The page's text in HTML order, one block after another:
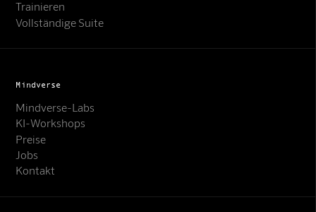
Trainieren
Vollständige Suite
Mindverse
Mindverse-Labs
KI-Workshops
Preise
Jobs
Kontakt